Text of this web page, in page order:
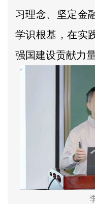
习理念、坚定金
学识根基，在实
强国建设贡献力量